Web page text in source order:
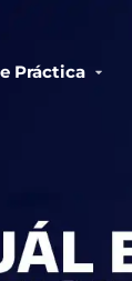
Práctica